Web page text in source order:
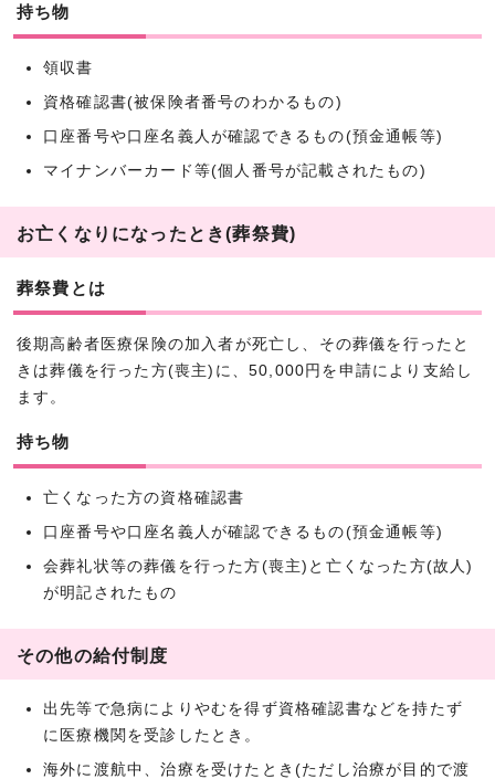
持ち物
領収書
資格確認書(被保険者番号のわかるもの)
口座番号や口座名義人が確認できるもの(預金通帳等)
マイナンバーカード等(個人番号が記載されたもの)
お亡くなりになったとき(葬祭費)
葬祭費とは
後期高齢者医療保険の加入者が死亡し、その葬儀を行ったと
きは葬儀を行った方(喪主)に、50,000円を申請により支給し
ます。
持ち物
亡くなった方の資格確認書
口座番号や口座名義人が確認できるもの(預金通帳等)
会葬礼状等の葬儀を行った方(喪主)と亡くなった方(故人)
が明記されたもの
その他の給付制度
出先等で急病によりやむを得ず資格確認書などを持たず
に医療機関を受診したとき。
海外に渡航中、治療を受けたとき(ただし治療が目的で渡